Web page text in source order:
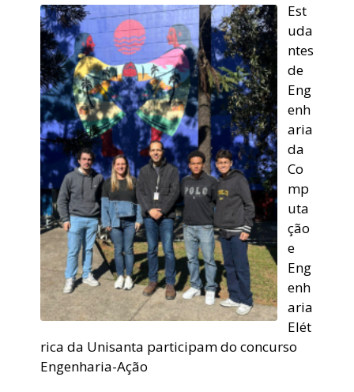
Est
uda
ntes
de
Eng
enh
aria
da
Co
mp
uta
ção
e
Eng
enh
aria
Elét
rica da Unisanta participam do concurso
Engenharia-Ação